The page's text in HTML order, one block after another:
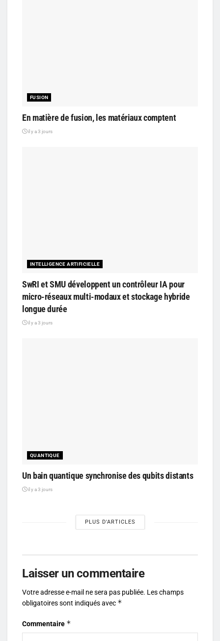
FUSION
En matière de fusion, les matériaux comptent
il y a 3 jours
INTELLIGENCE ARTIFICIELLE
SwRI et SMU développent un contrôleur IA pour
micro-réseaux multi-modaux et stockage hybride
longue durée
il y a 3 jours
QUANTIQUE
Un bain quantique synchronise des qubits distants
il y a 3 jours
PLUS D'ARTICLES
Laisser un commentaire
Votre adresse e-mail ne sera pas publiée. Les champs
obligatoires sont indiqués avec *
Commentaire *